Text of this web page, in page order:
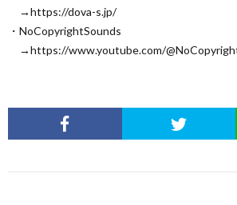
→https://dova-s.jp/
・NoCopyrightSounds
→https://www.youtube.com/